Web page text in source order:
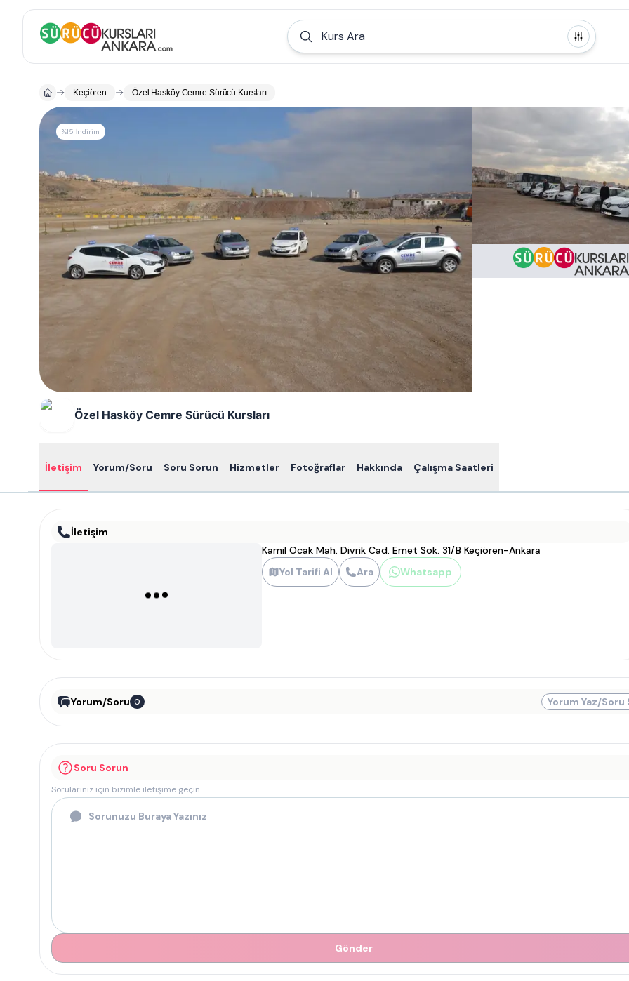
Kurs Ara
Keçiören Özel Hasköy Cemre Sürücü Kursları
%15 İndirim
Özel Hasköy Cemre Sürücü Kursları
İletişim Yorum/Soru Soru Sorun Hizmetler Fotoğraflar Hakkında Çalışma Saatleri
İletişim
Kamil Ocak Mah. Divrik Cad. Emet Sok. 31/B Keçiören-Ankara
Yol Tarifi Al
Ara Whatsapp
Yorum/Soru 0 Yorum Yaz/Soru
Soru Sorun
Sorularınız için bizimle iletişime geçin.
Gönder